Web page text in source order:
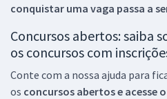
conquistar uma vaga passa a
Concursos abertos: saiba
os concursos com
Conte com a nossa ajuda para
os concursos abertos e acesse